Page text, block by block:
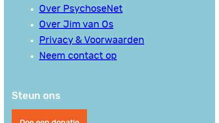
Over PsychoseNet
Over Jim van Os
Privacy & Voorwaarden
Neem contact op
Steun ons